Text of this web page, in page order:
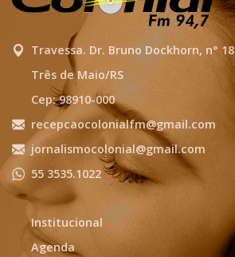
Travessa. Dr. Bruno Dockhorn, n° 18
Três de Maio/RS
Cep: 98910-000
recepcaocolonialfm@gmail.com
jornalismocolonial@gmail.com
55 3535.1022
Institucional
Agenda